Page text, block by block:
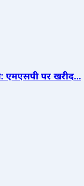
एमएसपी पर खरीद...